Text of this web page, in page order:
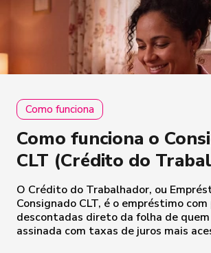
Como funciona
Como funciona o
CLT (Crédito do
O Crédito do Trabalhador, ou
Consignado CLT, é o empréstimo
descontadas direto da folha de
assinada com taxas de juros mais